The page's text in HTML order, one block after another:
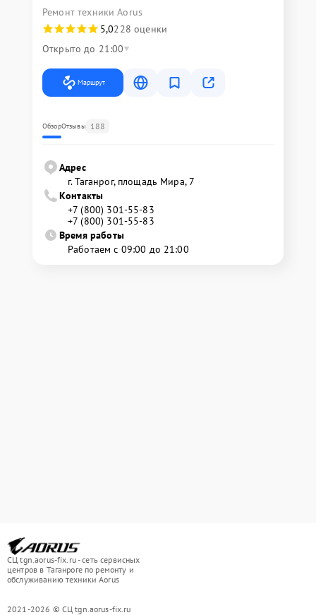
Ремонт техники Aorus
5,0228 оценки
Открыто до 21:00
Маршрут
ОбзорОтзывы 188
Адрес
г. Таганрог, площадь Мира, 7
Контакты
+7 (800) 301-55-83
+7 (800) 301-55-83
Время работы
Работаем с 09:00 до 21:00
СЦ tgn.aorus-fix.ru - сеть сервисных
центров в Таганроге по ремонту и
обслуживанию техники Aorus
2021-2026 © СЦ tgn.aorus-fix.ru